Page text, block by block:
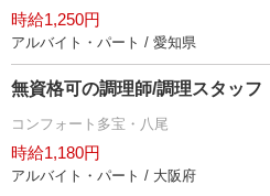
時給1,250円
アルバイト・パート / 愛知県
無資格可の調理師/調理スタッフ
コンフォート多宝・八尾
時給1,180円
アルバイト・パート / 大阪府